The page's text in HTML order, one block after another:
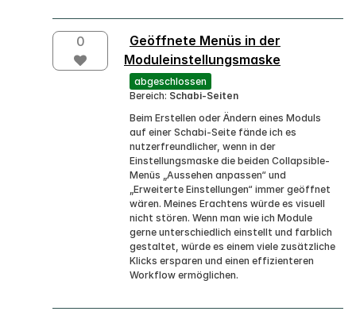
0
Geöffnete Menüs in der
Moduleinstellungsmaske
abgeschlossen
Bereich: Schabi-Seiten
Beim Erstellen oder Ändern eines Moduls
auf einer Schabi-Seite fände ich es
nutzerfreundlicher, wenn in der
Einstellungsmaske die beiden Collapsible-
Menüs „Aussehen anpassen“ und
„Erweiterte Einstellungen“ immer geöffnet
wären. Meines Erachtens würde es visuell
nicht stören. Wenn man wie ich Module
gerne unterschiedlich einstellt und farblich
gestaltet, würde es einem viele zusätzliche
Klicks ersparen und einen effizienteren
Workflow ermöglichen.